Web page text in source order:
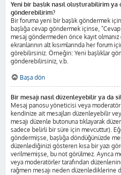
Yeni bir başlık nasıl oluşturabilirim ya
gönderebilirim?
Bir foruma yeni bir başlık göndermek
başlığa cevap göndermek içinse, "Cevap
mesaj göndermeden önce kayıt
ekranlarının alt kısımlarında her
görebilirsiniz. Örneğin: Yeni başlıklar
gönderebilirsiniz, v.b.
Başa dön
Bir mesajı nasıl düzenleyebilir ya da
Mesaj panosu yöneticisi veya moderatör
kendinize ait mesajları düzenleyebilir
mesajı düzenle butonuna tıklayarak
sadece belirli bir süre için mevcuttur).
göndermişse, başlığa döndüğünüzde
düzenlediğinizi gösteren kısa bir yazı
verilmemişse, bu not görülmez. Ayrıca
veya moderatörler tarafından
rağmen mesajı neden düzenlediklerine